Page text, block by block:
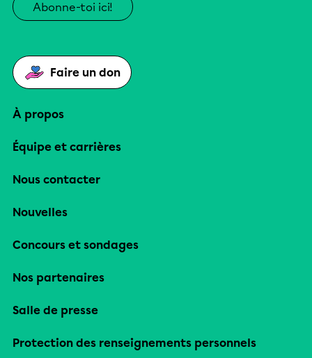
Abonne-toi ici!
Faire un don
À propos
Équipe et carrières
Nous contacter
Nouvelles
Concours et sondages
Nos partenaires
Salle de presse
Protection des renseignements personnels